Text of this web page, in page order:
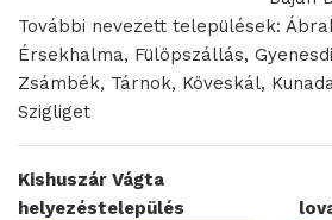
További nevezett települések:
Érsekhalma, Fülöpszállás,
Zsámbék, Tárnok, Köveskál,
Szigliget
Kishuszár Vágta
helyezéstelepülés